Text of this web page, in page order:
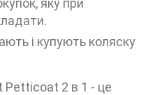
яку при
і купують коляску
Petticoat 2 в 1 - це